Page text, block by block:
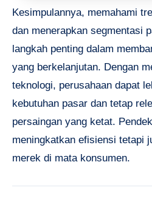
Kesimpulannya, memahami
dan menerapkan segmentasi
langkah penting dalam
yang berkelanjutan. Dengan
teknologi, perusahaan dapat
kebutuhan pasar dan tetap
persaingan yang ketat.
meningkatkan efisiensi tetapi
merek di mata konsumen.